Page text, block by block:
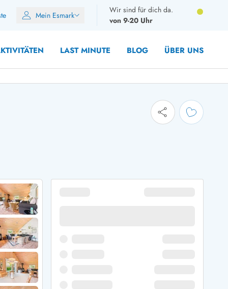
Mein Esmark
Wir sind für dich da.
von 9-20 Uhr
LAST MINUTE BLOG ÜBER UNS
Weihnachten
Silvester